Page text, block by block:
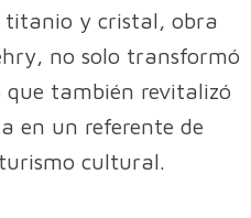
titanio y cristal, obra
no solo transformó
que también revitalizó
en un referente de
cultural.